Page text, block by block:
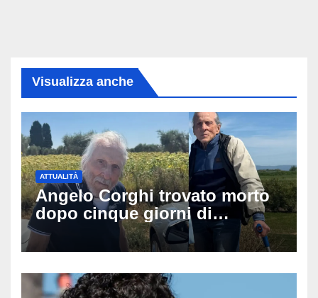
Visualizza anche
ATTUALITÀ
Angelo Corghi trovato morto
dopo cinque giorni di
ricerche: il giallo dell’80enne
scomparso dopo essere